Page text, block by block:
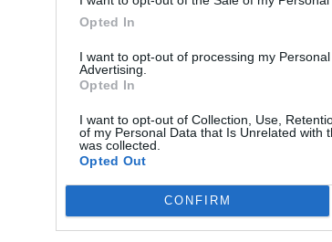
Opted In
I want to opt-out of processing my
Advertising.
Opted In
I want to opt-out of Collection, Use,
of my Personal Data that Is Unrelated with
was collected.
Opted Out
CONFIRM